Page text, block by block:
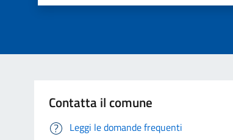
Contatta il comune
Leggi le domande frequenti